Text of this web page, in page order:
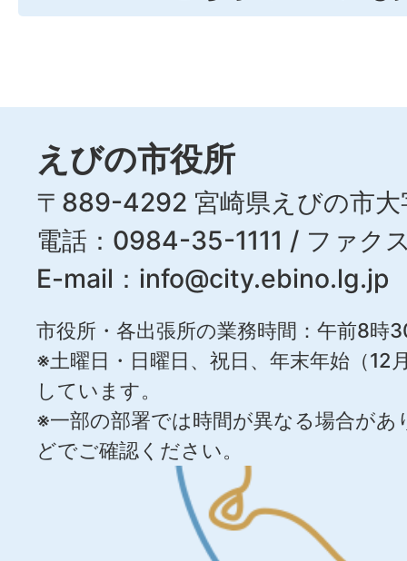
えびの市役所
〒889-4292 宮崎県えびの市大
電話：0984-35-1111 / ファ
E-mail： info@city.ebino.lg.jp
市役所・各出張所の業務時間：午前8時
※土曜日・日曜日、祝日、年末年始（12
しています。
※一部の部署では時間が異なる場合が
どでご確認ください。